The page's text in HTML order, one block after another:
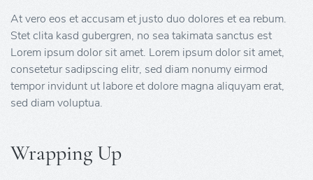
At vero eos et accusam et justo duo dolores et ea rebum.
Stet clita kasd gubergren, no sea takimata sanctus est
Lorem ipsum dolor sit amet. Lorem ipsum dolor sit amet,
consetetur sadipscing elitr, sed diam nonumy eirmod
tempor invidunt ut labore et dolore magna aliquyam erat,
sed diam voluptua.
Wrapping Up